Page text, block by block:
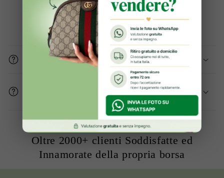
Domande frequenti
Gli articoli sono originali?
Come mi assicurate che le condizioni del
prodotto sono buone?
Oltre 2000+ clienti Soddisfatte ed
Innamorate della propria borsa